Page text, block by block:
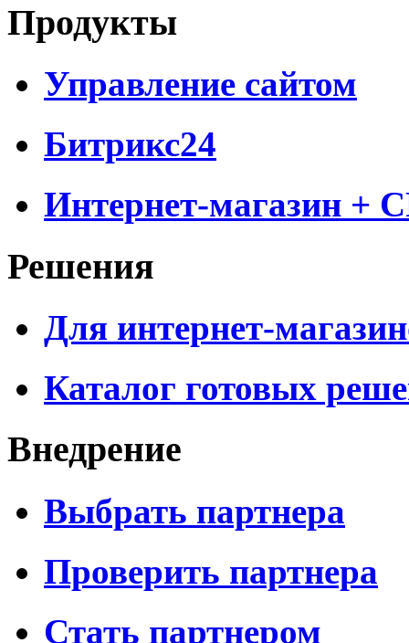
Продукты
Управление сайтом
Битрикс24
Интернет-магазин +
Решения
Для интернет-
Каталог готовых
Внедрение
Выбрать партнера
Проверить партнера
Стать партнером